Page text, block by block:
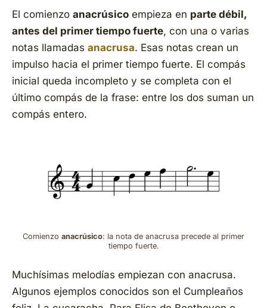
El comienzo anacrúsico empieza en parte débil,
antes del primer tiempo fuerte, con una o varias
notas llamadas anacrusa. Esas notas crean un
impulso hacia el primer tiempo fuerte. El compás
inicial queda incompleto y se completa con el
último compás de la frase: entre los dos suman un
compás entero.
Comienzo anacrúsico: la nota de anacrusa precede al primer
tiempo fuerte.
Muchísimas melodías empiezan con anacrusa.
Algunos ejemplos conocidos son el Cumpleaños